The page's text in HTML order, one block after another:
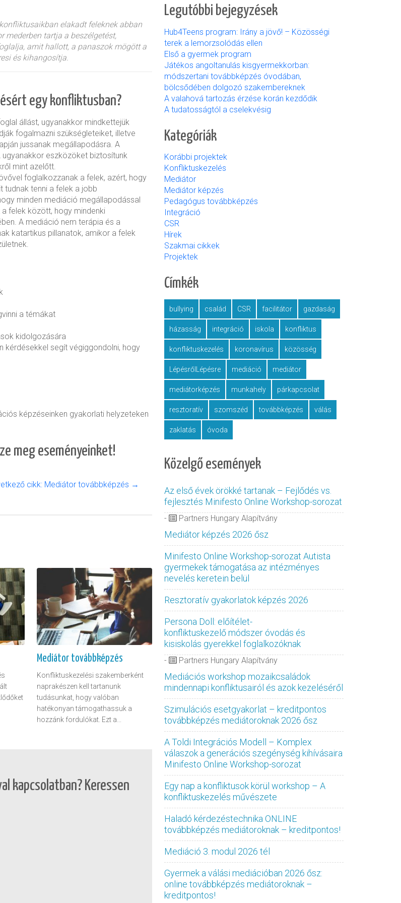
elakadt feleknek abban
mederben tartja a beszélgetést,
amit hallott, a panaszok mögött a
és kihangosítja.
egy konfliktusban?
állást, ugyanakkor mindkettejük
fogalmazni szükségleteiket, illetve
jussanak megállapodásra. A
, ugyanakkor eszközöket biztosítunk
mint azelőtt.
foglalkozzanak a felek, azért, hogy
tudnak tenni a felek a jobb
minden mediáció megállapodással
felek között, hogy mindenki
A mediáció nem terápia és a
katartikus pillanatok, amikor a felek
a témákat
kidolgozására
kérdésekkel segít végiggondolni, hogy
képzéseinken gyakorlati helyzeteken
meg eseményeinket!
cikk: Mediátor továbbképzés →
Mediátor továbbképzés
Konfliktuskezelési szakemberként
naprakészen kell tartanunk
tudásunkat, hogy valóban
hatékonyan támogathassuk a
hozzánk fordulókat. Ezt a...
kapcsolatban? Keressen
Legutóbbi bejegyzések
Hub4Teens program: Irány a jövő! – Közösségi
terek a lemorzsolódás ellen
Első a gyermek program
Játékos angoltanulás kisgyermekkorban:
módszertani továbbképzés óvodában,
bölcsődében dolgozó szakembereknek
A valahová tartozás érzése korán kezdődik
A tudatosságtól a cselekvésig
Kategóriák
Korábbi projektek
Konfliktuskezelés
Mediátor
Mediátor képzés
Pedagógus továbbképzés
Integráció
CSR
Hírek
Szakmai cikkek
Projektek
Címkék
bullying család CSR facilitátor gazdaság
házasság integráció iskola konfliktus
konfliktuskezelés koronavírus közösség
LépésrőlLépésre mediáció mediátor
mediátorképzés munkahely párkapcsolat
resztoratív szomszéd továbbképzés válás
zaklatás óvoda
Közelgő események
Az első évek örökké tartanak – Fejlődés vs.
fejlesztés Minifesto Online Workshop-sorozat
- Partners Hungary Alapítvány
Mediátor képzés 2026 ősz
Minifesto Online Workshop-sorozat Autista
gyermekek támogatása az intézményes
nevelés keretein belül
Resztoratív gyakorlatok képzés 2026
Persona Doll: előítélet-
konfliktuskezelő módszer óvodás és
kisiskolás gyerekkel foglalkozóknak
- Partners Hungary Alapítvány
Mediációs workshop mozaikcsaládok
mindennapi konfliktusairól és azok kezeléséről
Szimulációs esetgyakorlat – kreditpontos
továbbképzés mediátoroknak 2026 ősz
A Toldi Integrációs Modell – Komplex
válaszok a generációs szegénység kihívásaira
Minifesto Online Workshop-sorozat
Egy nap a konfliktusok körül workshop – A
konfliktuskezelés művészete
Haladó kérdezéstechnika ONLINE
továbbképzés mediátoroknak – kreditpontos!
Mediáció 3. modul 2026 tél
Gyermek a válási mediációban 2026 ősz:
online továbbképzés mediátoroknak –
kreditpontos!